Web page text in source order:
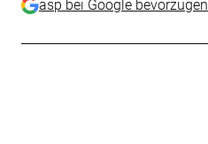
asp bei Google bevorzugen